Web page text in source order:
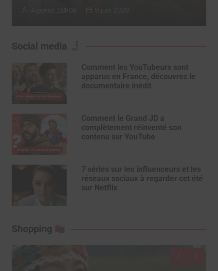
Social media
Comment les YouTubeurs sont
apparus en France, découvrez le
documentaire inédit
Comment le Grand JD a
complètement réinventé son
contenu sur YouTube
7 séries sur les influenceurs et les
réseaux sociaux à regarder cet été
sur Netflix
Shopping